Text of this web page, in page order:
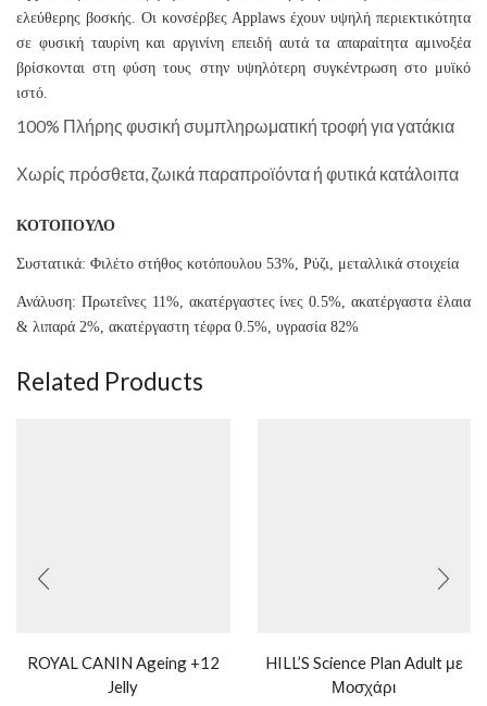
ελεύθερης βοσκής. Οι κονσέρβες Applaws έχουν υψηλή περιεκτικότητα
σε φυσική ταυρίνη και αργινίνη επειδή αυτά τα απαραίτητα αμινοξέα
βρίσκονται στη φύση τους στην υψηλότερη συγκέντρωση στο μυϊκό
ιστό.
100% Πλήρης φυσική συμπληρωματική τροφή για γατάκια
Χωρίς πρόσθετα, ζωικά παραπροϊόντα ή φυτικά κατάλοιπα
ΚΟΤΟΠΟΥΛΟ
Συστατικά: Φιλέτο στήθος κοτόπουλου 53%, Ρύζι, μεταλλικά στοιχεία
Ανάλυση: Πρωτεΐνες 11%, ακατέργαστες ίνες 0.5%, ακατέργαστα έλαια
& λιπαρά 2%, ακατέργαστη τέφρα 0.5%, υγρασία 82%
Related Products
ROYAL CANIN Ageing +12
Jelly
HILL’S Science Plan Adult με
Μοσχάρι